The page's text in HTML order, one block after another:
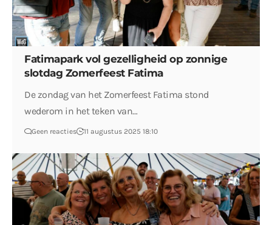
Fatimapark vol gezelligheid op zonnige
slotdag Zomerfeest Fatima
De zondag van het Zomerfeest Fatima stond
wederom in het teken van…
Geen reacties 11 augustus 2025 18:10